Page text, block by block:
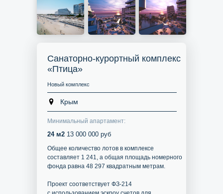
Санаторно-курортный комплекс
«Птица»
Новый комплекс
Общее количество лотов в комплексе
составляет 1 241, а общая площадь номерного
фонда равна 48 297 квадратным метрам.
Проект соответствует ФЗ-214
Крым
Минимальный апартамент:
24 м2 13 000 000 руб